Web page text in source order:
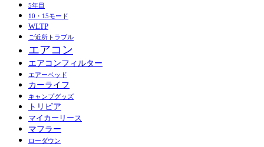
5年目
10・15モード
WLTP
ご近所トラブル
エアコン
エアコンフィルター
エアーベッド
カーライフ
キャンプグッズ
トリビア
マイカーリース
マフラー
ローダウン